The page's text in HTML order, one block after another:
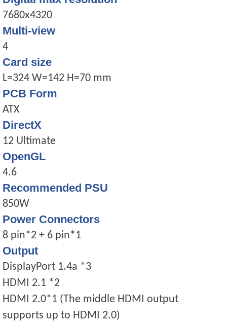
7680x4320
Multi-view
4
Card size
L=324 W=142 H=70 mm
PCB Form
ATX
DirectX
12 Ultimate
OpenGL
4.6
Recommended PSU
850W
Power Connectors
8 pin*2 + 6 pin*1
Output
DisplayPort 1.4a *3
HDMI 2.1 *2
HDMI 2.0*1 (The middle HDMI output
supports up to HDMI 2.0)